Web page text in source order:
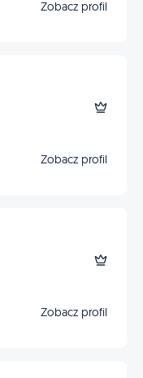
Zobacz profil
Zobacz profil
Zobacz profil